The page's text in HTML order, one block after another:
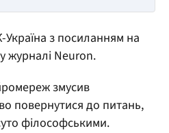
з посиланням на
журналі Neuron.
змусив
повернутися до питань,
філософськими.